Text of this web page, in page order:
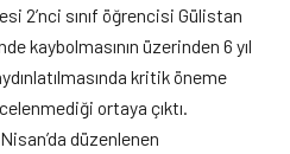
2’nci sınıf öğrencisi Gülistan
kaybolmasının üzerinden 6 yıl
kritik öneme
ortaya çıktı.
düzenlenen